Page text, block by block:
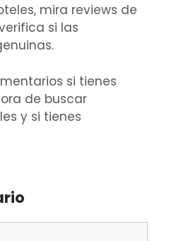
mira reviews de
si las
si tienes
de buscar
y si tienes